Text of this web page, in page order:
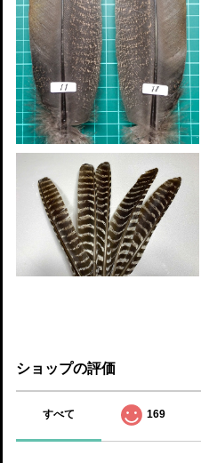
ショップの評価
すべて 169